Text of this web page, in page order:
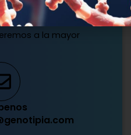
de la manera que
a la mayor